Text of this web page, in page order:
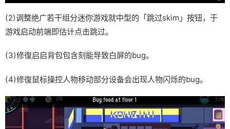
(2)调整绝广若干组分迷你游戏就中型的「跳过skim」按钮，于
游戏启动前端即估计点击跳过。
(3)修復启启背包包含刻能导致白屏的bug。
(4)修復鼠标操控人物移动部分设备会出现人物闪烁的bug。